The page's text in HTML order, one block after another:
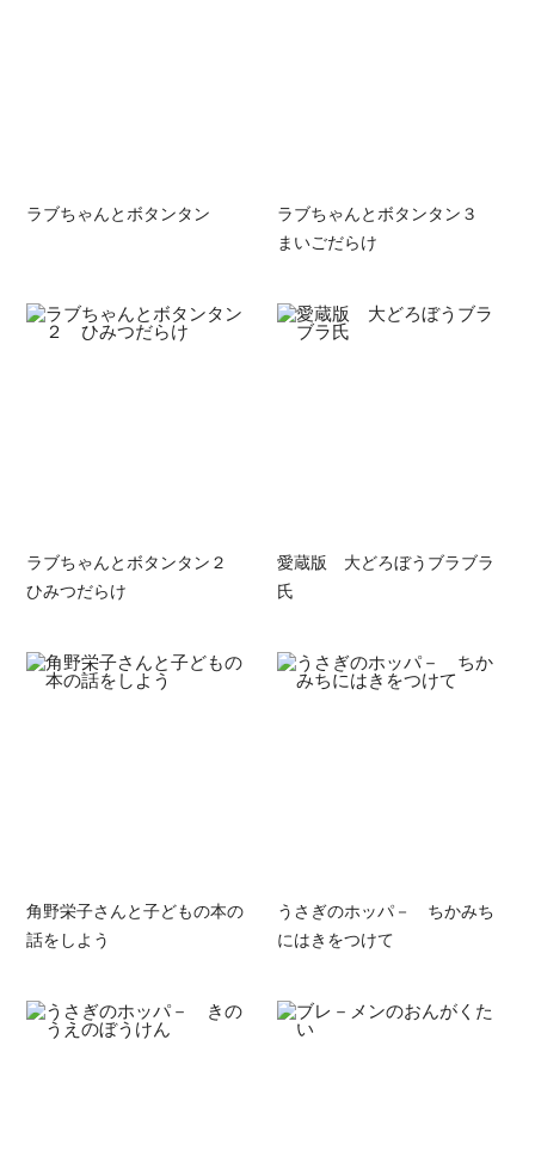
ラブちゃんとボタンタン
ラブちゃんとボタンタン３
まいごだらけ
ラブちゃんとボタンタン２
ひみつだらけ
愛蔵版 大どろぼうブラブラ
氏
角野栄子さんと子どもの本の
話をしよう
うさぎのホッパ－ ちかみち
にはきをつけて